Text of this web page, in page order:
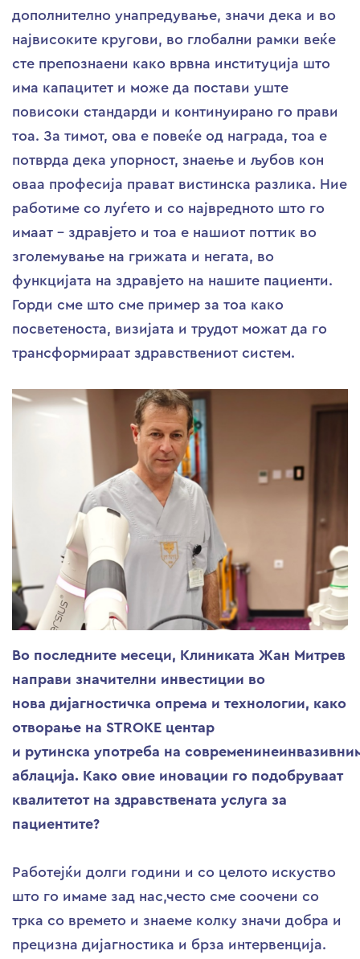
дополнително унапредување, значи дека и во
највисоките кругови, во глобални рамки веќе
сте препознаени како врвна институција што
има капацитет и може да постави уште
повисоки стандарди и континуирано го прави
тоа. За тимот, ова е повеќе од награда, тоа е
потврда дека упорност, знаење и љубов кон
оваа професија прават вистинска разлика. Ние
работиме со луѓето и со највредното што го
имаат – здравјето и тоа е нашиот поттик во
зголемување на грижата и негата, во
функцијата на здравјето на нашите пациенти.
Горди сме што сме пример за тоа како
посветеноста, визијата и трудот можат да го
трансформираат здравствениот систем.
Во последните месеци, Клиниката Жан Митрев
направи значителни инвестиции во
нова дијагностичка опрема и технологии, како
отворање на STROKE центар
и рутинска употреба на
аблација. Како овие иновации го подобруваат
квалитетот на здравствената услуга за
пациентите?
Работејќи долги години и со целото искуство
што го имаме зад нас,често сме соочени со
трка со времето и знаеме колку значи добра и
прецизна дијагностика и брза интервенција.